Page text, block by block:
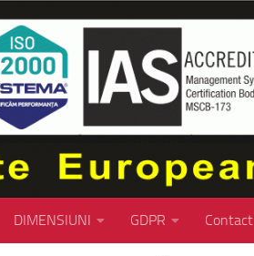
DIMENSIUNI GDPR Contact